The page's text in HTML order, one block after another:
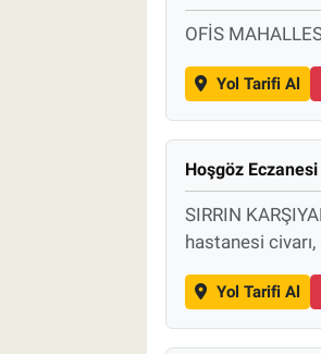
OFİS
Yol Tarifi Al
Hoşgöz Eczanesi
SIRRIN
hastanesi
Yol Tarifi Al